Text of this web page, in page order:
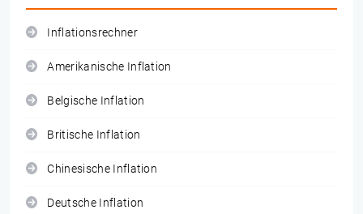
Inflationsrechner
Amerikanische Inflation
Belgische Inflation
Britische Inflation
Chinesische Inflation
Deutsche Inflation